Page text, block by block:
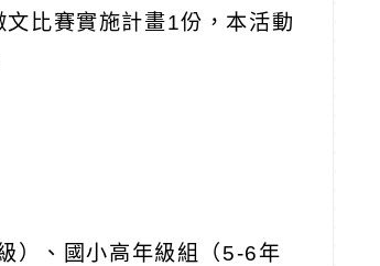
比賽實施計畫1份，本活動
）、國小高年級組（5-6年